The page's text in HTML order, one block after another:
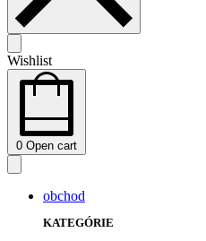
Wishlist
0 Open cart
obchod
KATEGÓRIE